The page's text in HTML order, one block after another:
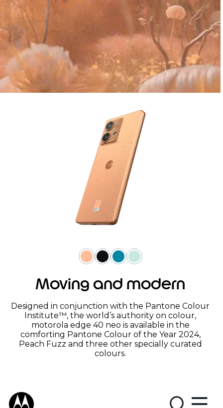
Moving and modern
Designed in conjunction with the Pantone Colour
Institute™, the world’s authority on colour,
motorola edge 40 neo is available in the
comforting Pantone Colour of the Year 2024,
Peach Fuzz and three other specially curated
colours.